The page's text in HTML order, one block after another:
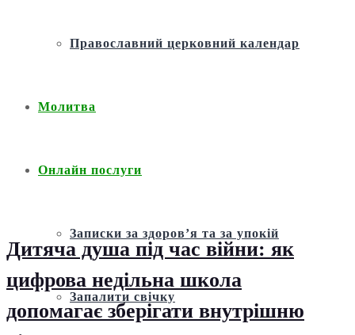
Православний церковний календар
Молитва
Онлайн послуги
Записки за здоров’я та за упокій
Запалити свічку
Дитяча душа під час війни: як
цифрова недільна школа
допомагає зберігати внутрішню